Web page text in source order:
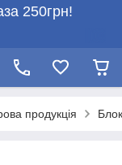
250грн!
продукція